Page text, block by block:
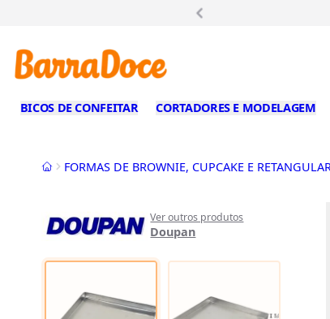
BICOS DE CONFEITAR CORTADORES E MODELAGEM
InícioFORMAS DE BROWNIE, CUPCAKE E
Ver outros produtos
Doupan